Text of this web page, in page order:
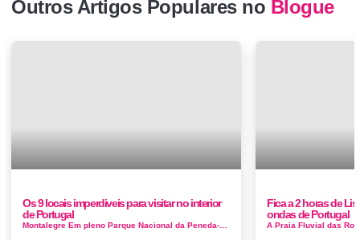
Outros Artigos Populares no Blogue
Os 9 locais imperdiveis para visitar no interior
de Portugal
Montalegre Em pleno Parque Nacional da Peneda-Gerês, esta região oferece deslumbrantes paisagens, em que a Natureza ainda conserva ...
Fica a 2 horas de
ondas de Portugal